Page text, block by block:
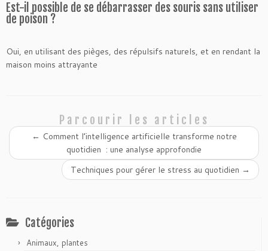
Est-il possible de se débarrasser des souris sans utiliser
de poison ?
Oui, en utilisant des pièges, des répulsifs naturels, et en rendant la
maison moins attrayante
Parcourir les articles
← Comment l’intelligence artificielle transforme notre
quotidien : une analyse approfondie
Techniques pour gérer le stress au quotidien →
Catégories
Animaux, plantes